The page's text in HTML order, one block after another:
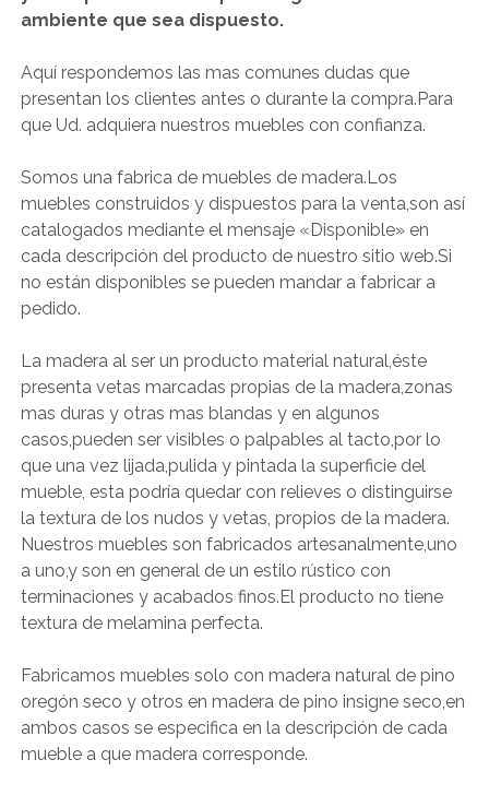
ambiente que sea dispuesto.
Aquí respondemos las mas comunes dudas que
presentan los clientes antes o durante la compra.Para
que Ud. adquiera nuestros muebles con confianza.
Somos una fabrica de muebles de madera.Los
muebles construidos y dispuestos para la venta,son así
catalogados mediante el mensaje «Disponible» en
cada descripción del producto de nuestro sitio web.Si
no están disponibles se pueden mandar a fabricar a
pedido.
La madera al ser un producto material natural,éste
presenta vetas marcadas propias de la madera,zonas
mas duras y otras mas blandas y en algunos
casos,pueden ser visibles o palpables al tacto,por lo
que una vez lijada,pulida y pintada la superficie del
mueble, esta podría quedar con relieves o distinguirse
la textura de los nudos y vetas, propios de la madera.
Nuestros muebles son fabricados artesanalmente,uno
a uno,y son en general de un estilo rústico con
terminaciones y acabados finos.El producto no tiene
textura de melamina perfecta.
Fabricamos muebles solo con madera natural de pino
oregón seco y otros en madera de pino insigne seco,en
ambos casos se especifica en la descripción de cada
mueble a que madera corresponde.